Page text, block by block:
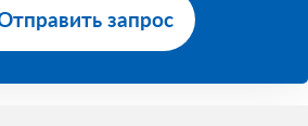
запрос